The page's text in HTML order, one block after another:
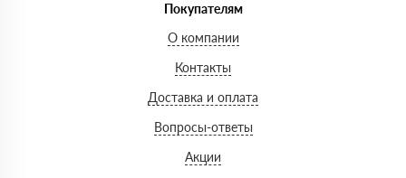
Покупателям
О компании
Контакты
Доставка и оплата
Вопросы-ответы
Акции